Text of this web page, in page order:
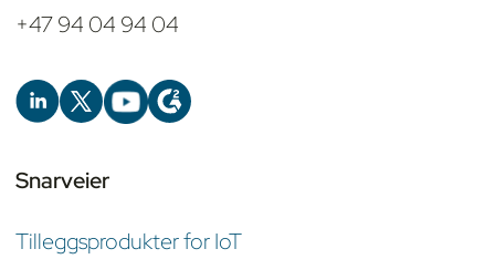
+47 94 04 94 04
Snarveier
Tilleggsprodukter for IoT